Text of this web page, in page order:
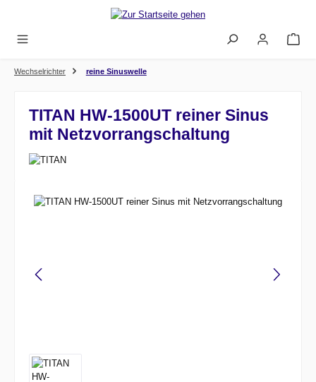
Zum Hauptinhalt springen
Wechselrichter reine Sinuswelle
TITAN HW-1500UT reiner Sinus
mit Netzvorrangschaltung
Bildergalerie überspringen